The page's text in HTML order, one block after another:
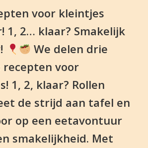
voor kleintjes
1, 2… klaar? Smakelijk
We delen drie
recepten voor
1, 2, klaar? Rollen
de strijd aan tafel en
op een eetavontuur
smakelijkheid. Met